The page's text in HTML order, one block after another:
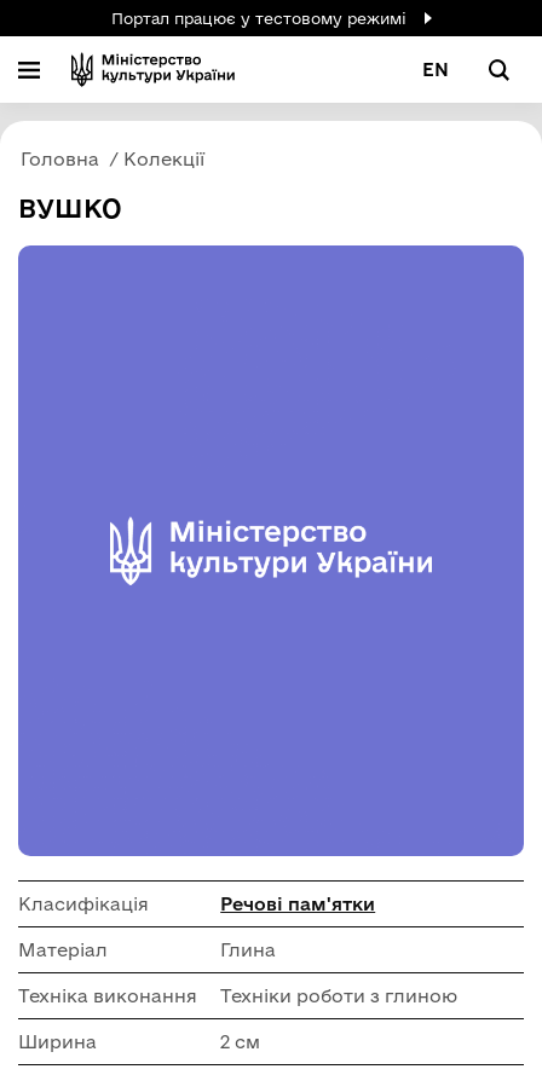
Портал працює у тестовому режимі
EN
Головна Колекції
ВУШКО
Класифікація Речові пам'ятки
Матеріал Глина
Техніка виконання Техніки роботи з глиною
Ширина 2 см